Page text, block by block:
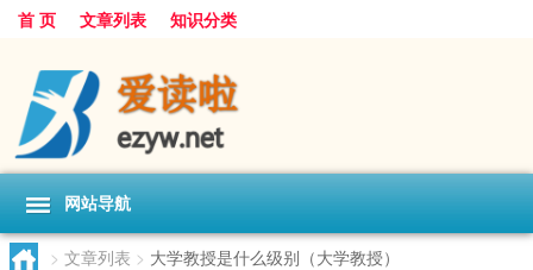
首 页 文章列表 知识分类
网站导航
> 文章列表 > 大学教授是什么级别（大学教授）